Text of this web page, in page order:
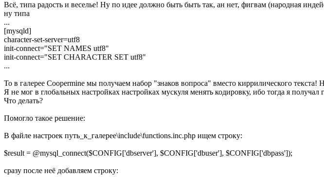
Всё, типа радость и веселье! Ну по идее должно быть быть так, ан нет, фигвам (народная
ну типа
...
[mysqld]
character-set-server=utf8
init-connect="SET NAMES utf8"
init-connect="SET CHARACTER SET utf8"
...
То в галерее Coopermine мы получаем набор "знаков вопроса" вместо киррилического
Я не мог в глобальных настройках настройках мускуля менять кодировку, ибо тогда я
Что делать?
Помогло такое решение:
В файле настроек путь_к_галерее\include\functions.inc.php ищем строку:
$result = @mysql_connect($CONFIG['dbserver'], $CONFIG['dbuser'], $CONFIG['dbpass']);
сразу после неё добавляем строку: